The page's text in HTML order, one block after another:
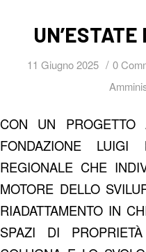
11 Giugno 2025 / 0
CON UN PROGETTO
FONDAZIONE
REGIONALE CHE
MOTORE DELLO
RIADATTAMENTO IN
SPAZI DI